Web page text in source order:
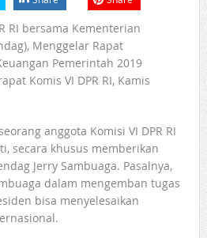
RI bersama Kementerian
Menggelar Rapat
Pemerintah 2019
Komis VI DPR RI, Kamis
anggota Komisi VI DPR RI
secara khusus memberikan
Jerry Sambuaga. Pasalnya,
dalam mengemban tugas
bisa menyelesaikan